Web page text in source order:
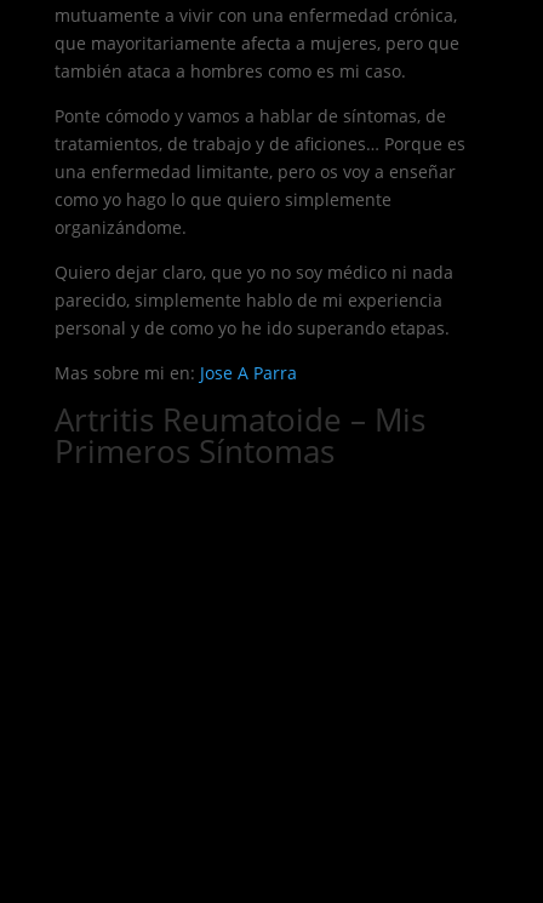
mutuamente a vivir con una enfermedad crónica,
que mayoritariamente afecta a mujeres, pero que
también ataca a hombres como es mi caso.
Ponte cómodo y vamos a hablar de síntomas, de
tratamientos, de trabajo y de aficiones… Porque es
una enfermedad limitante, pero os voy a enseñar
como yo hago lo que quiero simplemente
organizándome.
Quiero dejar claro, que yo no soy médico ni nada
parecido, simplemente hablo de mi experiencia
personal y de como yo he ido superando etapas.
Mas sobre mi en: Jose A Parra
Artritis Reumatoide – Mis
Primeros Síntomas